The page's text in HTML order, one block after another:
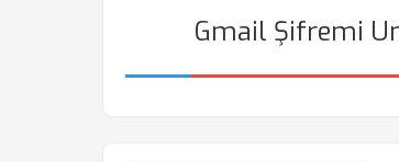
Gmail Şifremi